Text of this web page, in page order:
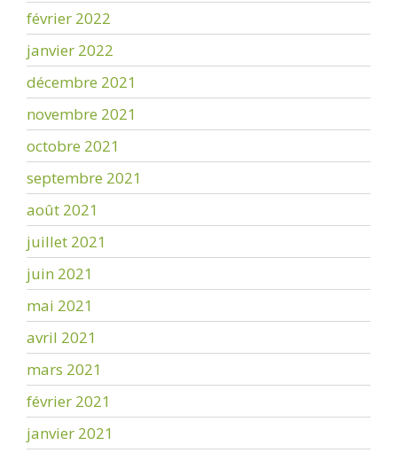
février 2022
janvier 2022
décembre 2021
novembre 2021
octobre 2021
septembre 2021
août 2021
juillet 2021
juin 2021
mai 2021
avril 2021
mars 2021
février 2021
janvier 2021